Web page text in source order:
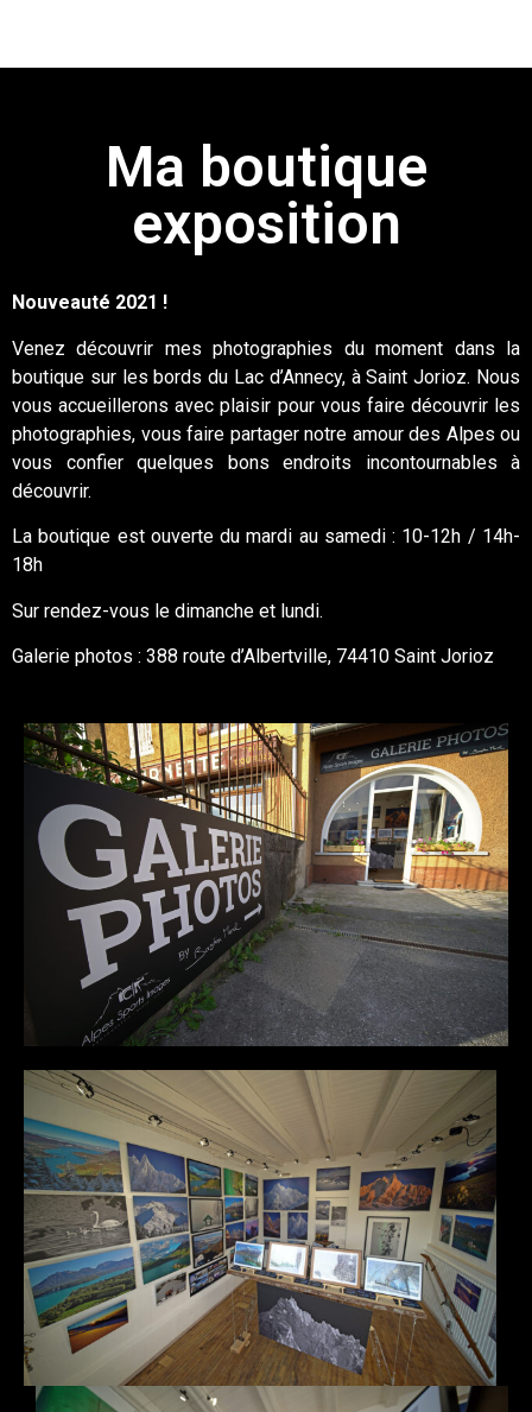
Ma boutique
exposition
Nouveauté 2021 !
Venez découvrir mes photographies du moment dans la
boutique sur les bords du Lac d’Annecy, à Saint Jorioz. Nous
vous accueillerons avec plaisir pour vous faire découvrir les
photographies, vous faire partager notre amour des Alpes ou
vous confier quelques bons endroits incontournables à
découvrir.
La boutique est ouverte du mardi au samedi : 10-12h / 14h-
18h
Sur rendez-vous le dimanche et lundi.
Galerie photos : 388 route d’Albertville, 74410 Saint Jorioz